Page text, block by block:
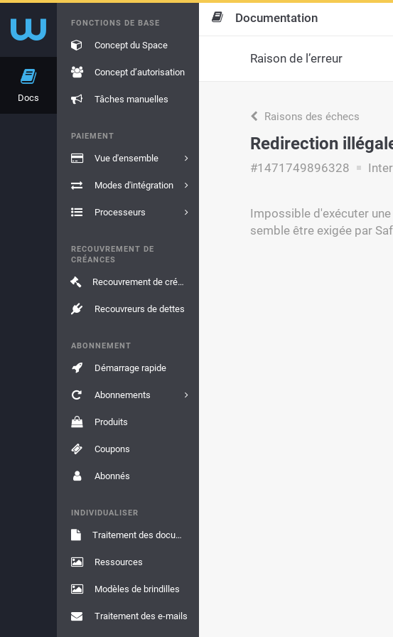
Docs
FONCTIONS DE BASE
Concept du Space
Concept d’autorisation
Tâches manuelles
PAIEMENT
Vue d'ensemble
Modes d'intégration
Processeurs
RECOUVREMENT DE
CRÉANCES
Recouvrement de créances
Recouvreurs de dettes
ABONNEMENT
Démarrage rapide
Abonnements
Produits
Coupons
Abonnés
INDIVIDUALISER
Traitement des documents
Ressources
Modèles de brindilles
Traitement des e-mails
Documentation
Raison de l’erreur
Raisons des échecs
Redirection
#1471749896328
Impossible d'exécuter
semble être exigée par